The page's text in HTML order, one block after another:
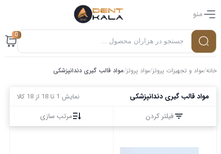
منو
0
خانه/مواد و تجهیزات پروتز/مواد پروتز/مواد قالب گیری دندانپزشکی
مواد قالب گیری دندانپزشکی نمایش 1 تا 18 از 18 کالا
فیلتر کردن مرتب سازی